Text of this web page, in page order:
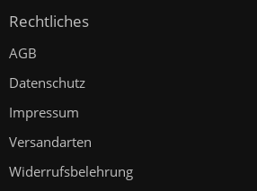
Rechtliches
AGB
Datenschutz
Impressum
Versandarten
Widerrufsbelehrung